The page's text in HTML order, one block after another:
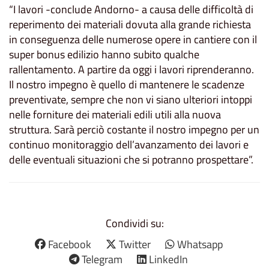
“I lavori -conclude Andorno- a causa delle difficoltà di
reperimento dei materiali dovuta alla grande richiesta
in conseguenza delle numerose opere in cantiere con il
super bonus edilizio hanno subito qualche
rallentamento. A partire da oggi i lavori riprenderanno.
Il nostro impegno è quello di mantenere le scadenze
preventivate, sempre che non vi siano ulteriori intoppi
nelle forniture dei materiali edili utili alla nuova
struttura. Sarà perciò costante il nostro impegno per un
continuo monitoraggio dell’avanzamento dei lavori e
delle eventuali situazioni che si potranno prospettare”.
Condividi su:
Facebook
Twitter
Whatsapp
Telegram
LinkedIn